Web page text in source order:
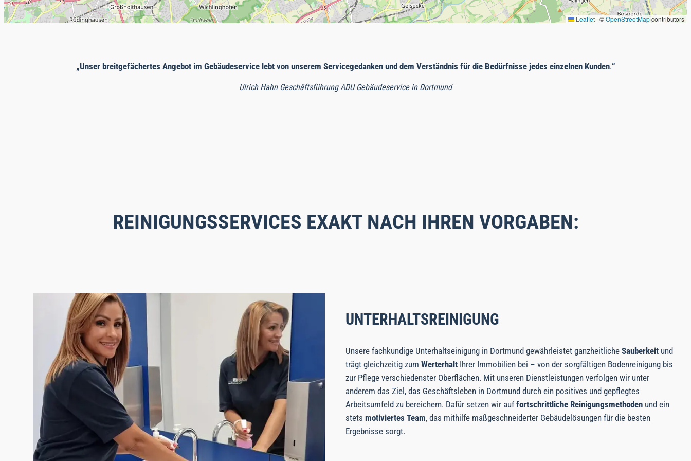
Leaflet | ©OpenStreetMapcontributors
„Unser breitgefächertes Angebot im Gebäudeservice lebt von unserem Servicegedanken und dem Verständnis für die Bedürfnisse jedes einzelnen Kunden.“
Ulrich Hahn Geschäftsführung ADU Gebäudeservice in Dortmund
REINIGUNGSSERVICES EXAKT NACH IHREN VORGABEN:
UNTERHALTSREINIGUNG
Unsere fachkundige Unterhaltseinigung in Dortmund gewährleistet ganzheitliche Sauberkeit und
trägt gleichzeitig zum Werterhalt Ihrer Immobilien bei – von der sorgfältigen Bodenreinigung bis
zur Pflege verschiedenster Oberflächen. Mit unseren Dienstleistungen verfolgen wir unter
anderem das Ziel, das Geschäftsleben in Dortmund durch ein positives und gepflegtes
Arbeitsumfeld zu bereichern. Dafür setzen wir auffortschrittliche Reinigungsmethoden und ein
stets motiviertes Team, das mithilfe maßgeschneiderter Gebäudelösungen für die besten
Ergebnisse sorgt.